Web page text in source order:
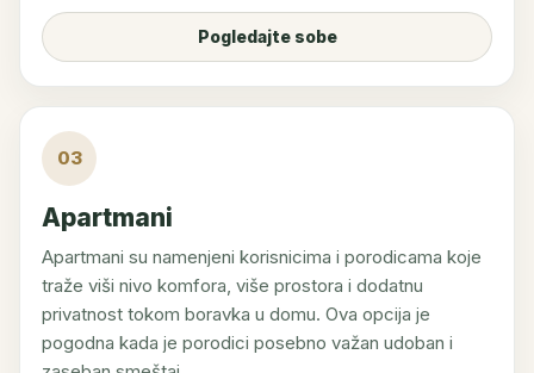
Pogledajte sobe
03
Apartmani
Apartmani su namenjeni korisnicima i porodicama koje
traže viši nivo komfora, više prostora i dodatnu
privatnost tokom boravka u domu. Ova opcija je
pogodna kada je porodici posebno važan udoban i